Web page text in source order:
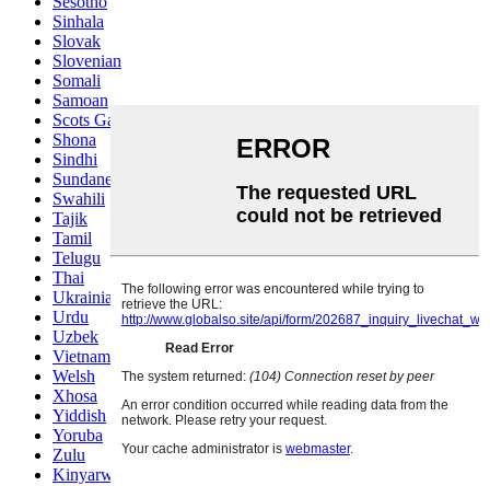
Sinhala
Slovak
Slovenian
Somali
Samoan
Scots Gaelic
Shona
Sindhi
Sundanese
Swahili
Tajik
Tamil
Telugu
Thai
Ukrainian
Urdu
Uzbek
Vietnamese
Welsh
Xhosa
Yiddish
Yoruba
Zulu
Kinyarwanda